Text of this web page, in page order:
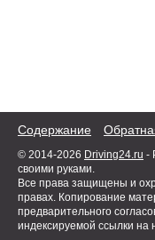
Содержание
© 2014-2026 Driving24.ru -
своими руками.
Все права защищены и
правах. Копирование
предварительного
индексируемой ссылки на